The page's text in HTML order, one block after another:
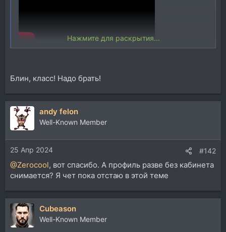
Нажмите для раскрытия...
Блин, класс! Надо брать!
andy felon
Well-Known Member
25 Апр 2024 #142
@Zerocool, вот спасибо. А профиль разве без кабинета
снимается? Я чет пока отстаю в этой теме
Cubeason
Well-Known Member